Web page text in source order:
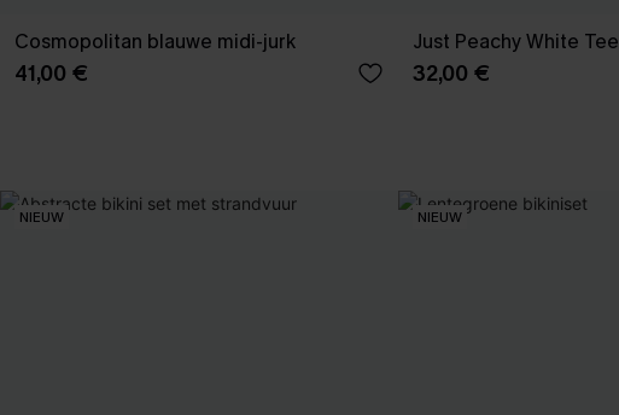
Cosmopolitan blauwe midi-jurk
41,00 €
Just Peachy White Tee
32,00 €
NIEUW NIEUW